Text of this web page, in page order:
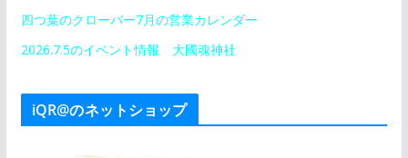
四つ葉のクローバー7月の営業カレンダー
2026.7.5のイベント情報 大國魂神社
iQR@のネットショップ